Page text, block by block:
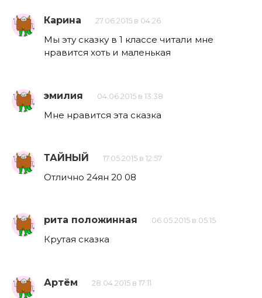
Карина 27.06.2015 в 04:26
Мы эту сказку в 1 классе читали мне
нравится хоть и маленькая
эмилия 04.06.2015 в 13:38
Мне нравится эта сказка
ТАЙНЫЙ 17.05.2015 в 12:57
Отлично 24ян 20 08
рита положинная 06.05.2015 в 05:15
Крутая сказка
Артём 28.04.2015 в 17:11